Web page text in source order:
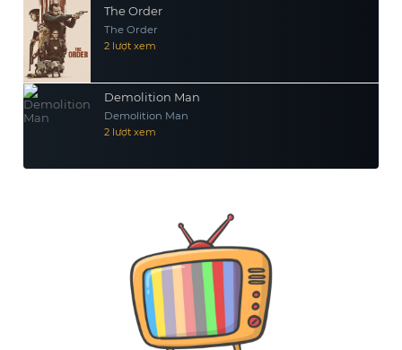
The Order
The Order
2 lượt xem
Demolition Man
Demolition Man
2 lượt xem